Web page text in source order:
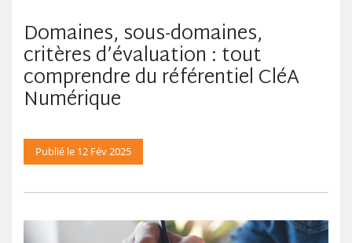
Domaines, sous-domaines,
critères d’évaluation : tout
comprendre du référentiel CléA
Numérique
Publié le 12 Fév 2025